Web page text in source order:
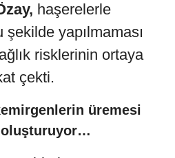
haşerelerle
yapılmaması
risklerinin ortaya
çekti.
üremesi